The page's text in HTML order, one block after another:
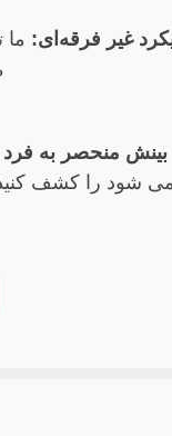
غیر فرقه‌ای: ما
بینش منحصر به فرد
شود را کشف